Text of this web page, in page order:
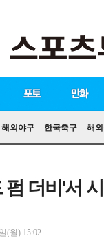
해외야구 한국축구 해
펌 더비'서
(월) 15:02